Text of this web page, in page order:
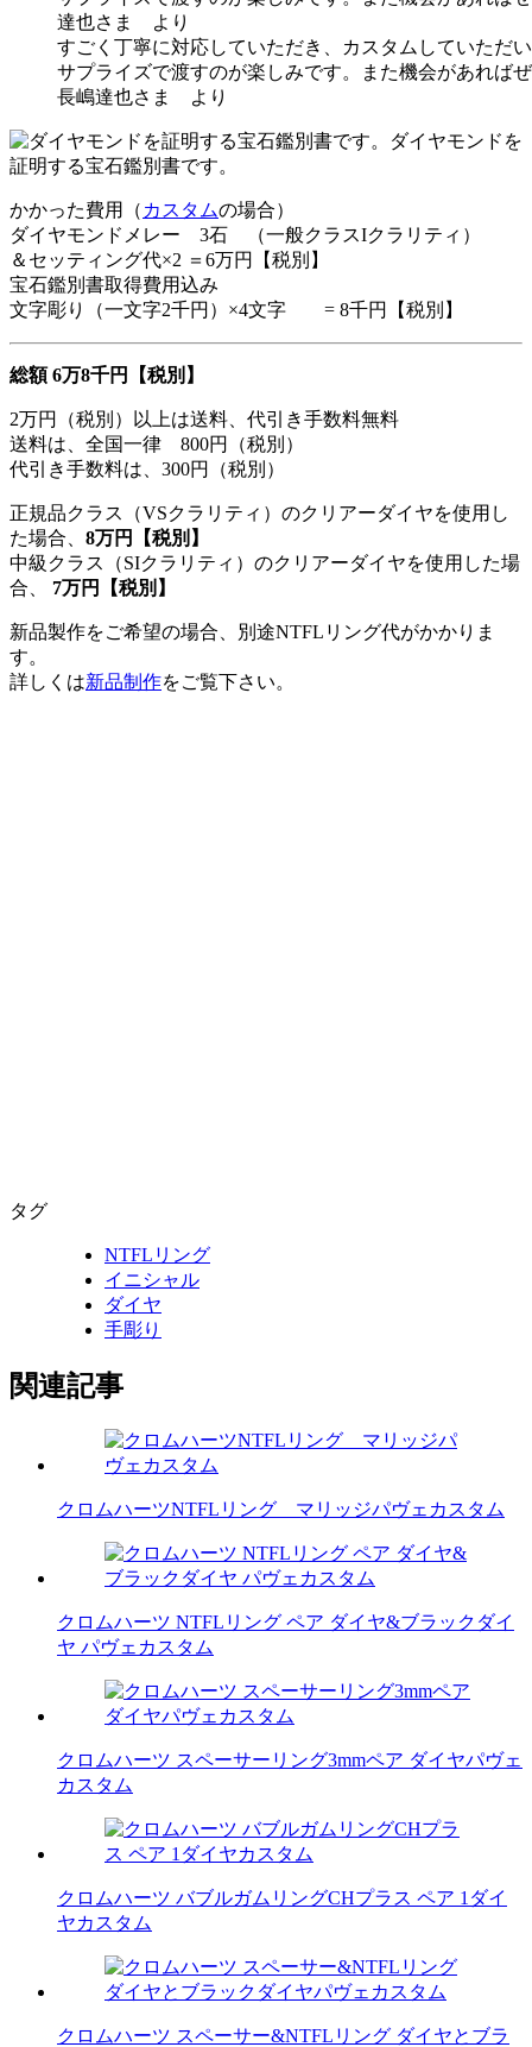
すごく丁寧に対応していただき、カスタムしていただ
サプライズで渡すのが楽しみです。また機会があれば
長嶋達也さま より
ダイヤモンドを
証明する宝石鑑別書です。
かかった費用（ カスタムの場合）
ダイヤモンドメレー 3石 （一般クラスIクラリティ）
＆セッティング代×2 ＝6万円【税別】
宝石鑑別書取得費用込み
文字彫り（一文字2千円）×4文字 = 8千円【税別】
総額 6万8千円【税別】
2万円（税別）以上は送料、代引き手数料無料
送料は、全国一律 800円（税別）
代引き手数料は、300円（税別）
正規品クラス（VSクラリティ）のクリアーダイヤを使用し
た場合、 8万円【税別】
中級クラス（SIクラリティ）のクリアーダイヤを使用した場
合、 7万円【税別】
新品製作をご希望の場合、別途NTFLリング代がかかりま
す。
詳しくは新品制作をご覧下さい。
タグ
NTFLリング
イニシャル
ダイヤ
手彫り
関連記事
クロムハーツNTFLリング マリッジパヴェカスタム
クロムハーツ NTFLリング ペア ダイヤ&ブラックダイ
ヤ パヴェカスタム
クロムハーツ スペーサーリング3mmペア ダイヤパヴェ
カスタム
クロムハーツ バブルガムリングCHプラス ペア 1ダイ
ヤカスタム
クロムハーツ スペーサー&NTFLリング ダイヤとブラ